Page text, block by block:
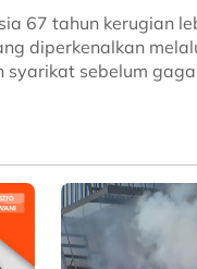
67 tahun kerugian
diperkenalkan
sebelum